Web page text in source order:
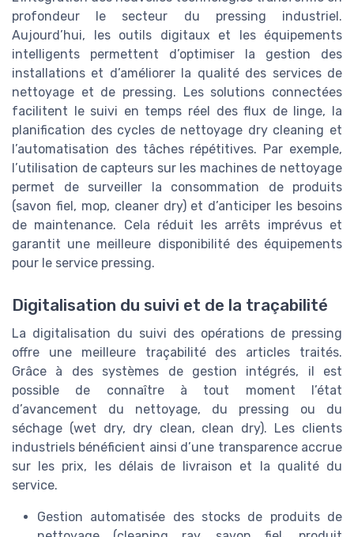
profondeur le secteur du pressing industriel.
Aujourd’hui, les outils digitaux et les équipements
intelligents permettent d’optimiser la gestion des
installations et d’améliorer la qualité des services de
nettoyage et de pressing. Les solutions connectées
facilitent le suivi en temps réel des flux de linge, la
planification des cycles de nettoyage dry cleaning et
l’automatisation des tâches répétitives. Par exemple,
l’utilisation de capteurs sur les machines de nettoyage
permet de surveiller la consommation de produits
(savon fiel, mop, cleaner dry) et d’anticiper les besoins
de maintenance. Cela réduit les arrêts imprévus et
garantit une meilleure disponibilité des équipements
pour le service pressing.
Digitalisation du suivi et de la traçabilité
La digitalisation du suivi des opérations de pressing
offre une meilleure traçabilité des articles traités.
Grâce à des systèmes de gestion intégrés, il est
possible de connaître à tout moment l’état
d’avancement du nettoyage, du pressing ou du
séchage (wet dry, dry clean, clean dry). Les clients
industriels bénéficient ainsi d’une transparence accrue
sur les prix, les délais de livraison et la qualité du
service.
Gestion automatisée des stocks de produits de